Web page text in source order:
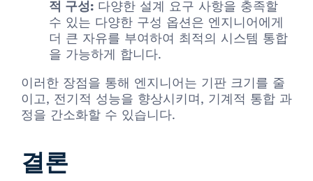
적 구성: 다양한 설계 요구 사항을 충족할
수 있는 다양한 구성 옵션은 엔지니어에게
더 큰 자유를 부여하여 최적의 시스템 통합
을 가능하게 합니다.
이러한 장점을 통해 엔지니어는 기판 크기를 줄
이고, 전기적 성능을 향상시키며, 기계적 통합 과
정을 간소화할 수 있습니다.
결론